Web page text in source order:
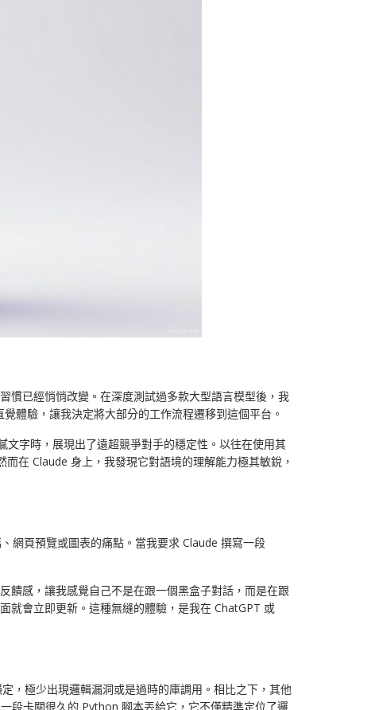
慣已經悄悄改變。在深度測試過多款大型語言模型後，我
體驗，讓我決定將大部分的工作流程遷移到這個平台。
字時，展現出了遠超競爭對手的穩定性。以往在使用其
在 Claude 身上，我發現它對語境的理解能力極其敏銳，
網頁預覽或圖表的痛點。當我要求 Claude 撰寫一段
饋感，讓我感覺自己不是在跟一個黑盒子對話，而是在跟
就會立即更新。這種無縫的體驗，是我在 ChatGPT 或
，極少出現邏輯漏洞或是過時的庫調用。相比之下，其他
段卡關很久的 Python 腳本丟給它，它不僅精準定位了邏